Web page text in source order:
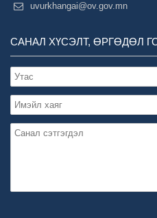
uvurkhangai@ov.gov.mn
САНАЛ ХҮСЭЛТ, ӨРГӨДӨЛ